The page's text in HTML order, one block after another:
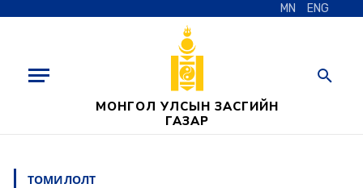
MN ENG
МОНГОЛ УЛСЫН ЗАСГИЙН
ГАЗАР
ТОМИЛОЛТ